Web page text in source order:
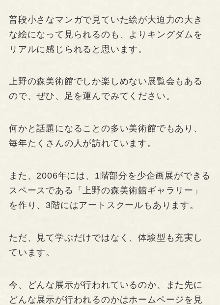
普段小さなマンガで見ていた絵が大迫力の大き
な絵になって見られるのも、よりキングダムを
リアルに感じられると思います。
上野の森美術館でしか楽しめない展覧会もある
ので、ぜひ、足を運んでみてください。
何かと話題になることの多い美術館でもあり、
毎年たくさんの人が訪れています。
また、2006年には、1階部分を少企画展ができる
スペースである「上野の森美術館ギャラリー」
を作り、3階にはアートスクールもあります。
ただ、見て学ぶだけではなく、体験型も充実し
ています。
今、どんな展示が行われているのか、また先に
どんな展示が行われるのかはホームページを見